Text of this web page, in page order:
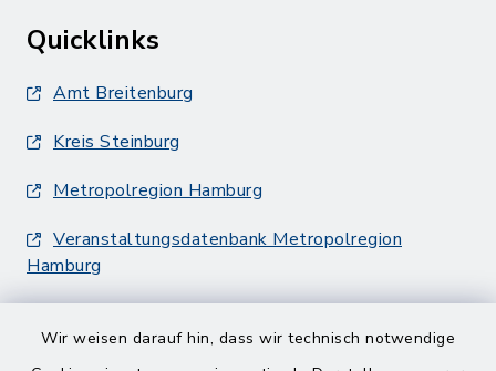
Wir weisen darauf hin, dass wir technisch notwendige
Quicklinks
Amt Breitenburg
Kreis Steinburg
Metropolregion Hamburg
Veranstaltungsdatenbank Metropolregion
Hamburg